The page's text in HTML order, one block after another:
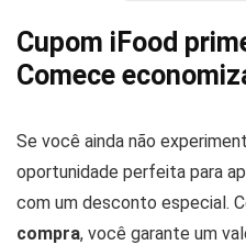
Cupom iFood
Comece
Se você ainda não
oportunidade perfeita para
com um desconto especial.
compra, você garante um